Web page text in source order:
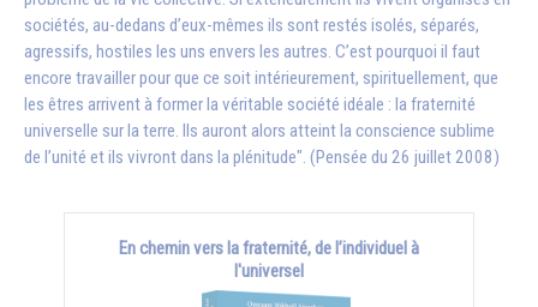
sociétés, au-dedans d’eux-mêmes ils sont restés isolés, séparés,
agressifs, hostiles les uns envers les autres. C’est pourquoi il faut
encore travailler pour que ce soit intérieurement, spirituellement, que
les êtres arrivent à former la véritable société idéale : la fraternité
universelle sur la terre. Ils auront alors atteint la conscience sublime
de l’unité et ils vivront dans la plénitude". (Pensée du 26 juillet 2008)
En chemin vers la fraternité, de l’individuel à
l'universel